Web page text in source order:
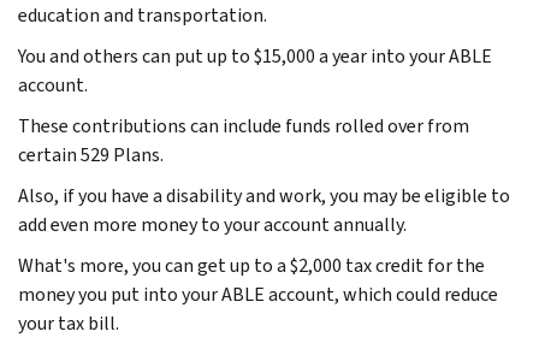
education and transportation.
You and others can put up to $15,000 a year into your ABLE
account.
These contributions can include funds rolled over from
certain 529 Plans.
Also, if you have a disability and work, you may be eligible to
add even more money to your account annually.
What's more, you can get up to a $2,000 tax credit for the
money you put into your ABLE account, which could reduce
your tax bill.